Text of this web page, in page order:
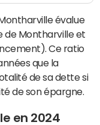
évalue
de Montharville et
Ce ratio
que la
de sa dette si
de son épargne.
en 2024